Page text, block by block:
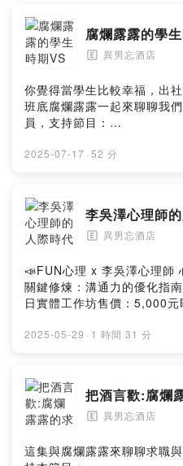
腐爛露露的學
🄴 異男忘酒店
你覺得當學生比較幸福，出
班底腐爛露露一起來聊聊我
員，支持節目：
2kc7Powered by Firstory
2025-07-17 · 52 分
李吳澤心理師
🄴 異男忘酒店
📣FUN心理 x 李吳澤心理師
關鍵修煉：溝通力的優化指
日實體工作坊售價：5,000
https://reurl.cc/YYExjL🌟這
得懂的你 🙌小額贊助支持本
https://open.firstory.me/
2kc7Powered by Firstory
2025-05-29 · 1 時間 31 分
把酒言歡:腐爛
🄴 異男忘酒店
這集與腐爛露露來聊聊求職